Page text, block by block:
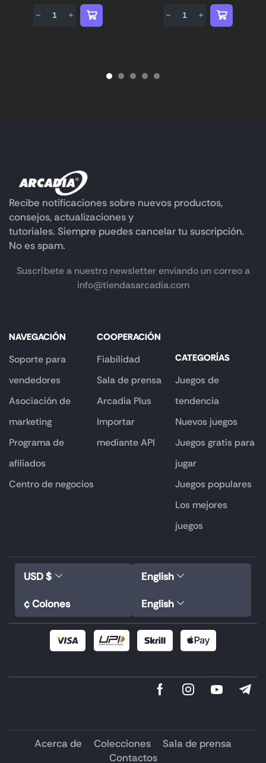
Recibe notificaciones sobre nuevos productos,
consejos, actualizaciones y
tutoriales. Siempre puedes cancelar tu suscripción.
No es spam.
Suscríbete a nuestro newsletter enviando un correo a
info@tiendasarcadia.com
NAVEGACIÓN
Soporte para
vendedores
Asociación de
marketing
Programa de
afiliados
Centro de negocios
COOPERACIÓN
Fiabilidad
Sala de prensa
Arcadia Plus
Importar
mediante API
CATEGORÍAS
Juegos de
tendencia
Nuevos juegos
Juegos gratis para
jugar
Juegos populares
Los mejores
juegos
USD $
¢ Colones
English
English
Acerca de Colecciones
Sala de prensa
Contactos